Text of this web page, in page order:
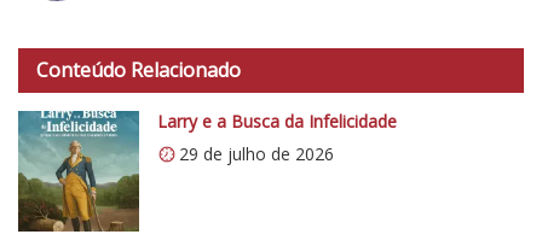
o
r
í
t
i
c
t
p
s
:
/
/
Conteúdo Relacionado
Larry e a Busca da Infelicidade
29 de julho de 2026